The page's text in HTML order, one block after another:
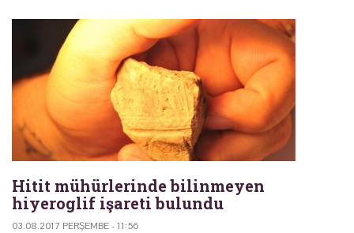
Hitit mühürlerinde bilinmeyen
hiyeroglif işareti bulundu
03.08.2017 PERŞEMBE - 11:56